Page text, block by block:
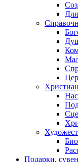
Подарки,